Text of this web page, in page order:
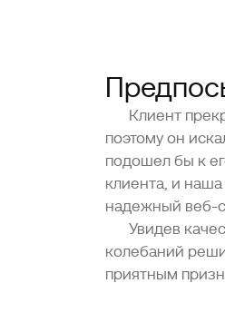
Клиент
поэтому он
подошел бы к
клиента, и
надежный веб-
Увидев
колебаний
приятным